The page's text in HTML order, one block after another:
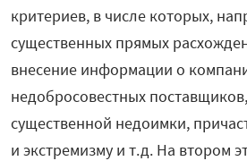
критериев, в числе которых,
существенных прямых
внесение информации о
недобросовестных
существенной недоимки,
и экстремизму и т.д. На втором